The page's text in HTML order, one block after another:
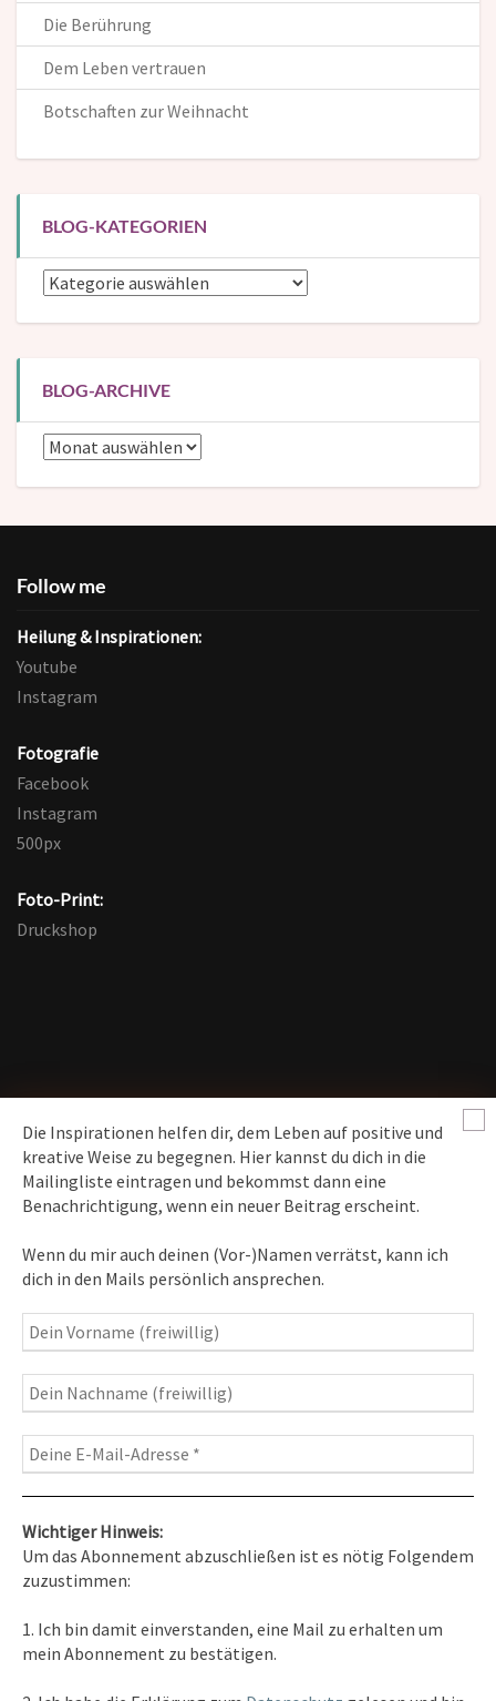
Die Inspirationen helfen dir, dem Leben auf positive und
kreative Weise zu begegnen. Hier kannst du dich in die
Mailingliste eintragen und bekommst dann eine
Benachrichtigung, wenn ein neuer Beitrag erscheint.
Wenn du mir auch deinen (Vor-)Namen verrätst, kann ich
dich in den Mails persönlich ansprechen.
Wichtiger Hinweis:
Um das Abonnement abzuschließen ist es nötig Folgendem
zuzustimmen:
1. Ich bin damit einverstanden, eine Mail zu erhalten um
mein Abonnement zu bestätigen.
Die Berührung
Dem Leben vertrauen
Botschaften zur Weihnacht
BLOG-KATEGORIEN
Blog-
BLOG-ARCHIVE
Blog-
Follow me
Heilung & Inspirationen:
Youtube
Instagram
Fotografie
Facebook
Instagram
500px
Foto-Print:
Druckshop
News erhalten
Inspirationen
– Bewusstseins-Impulse, Meditation &
Heilung, Texte & Botschaften
Fotografie– Fotoblog, Kalender, Workshops
Kontakt
Tel. 0351/2681691
E-Mail: info [at ] spirit-on-earth.com